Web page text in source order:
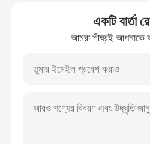
নীচের sealing কাটিয়া মেশিন
স্লিটিং রিওয়াইন্ডিং মেশিন
একটি বার্তা
আমরা শীঘ্রই আপনাকে